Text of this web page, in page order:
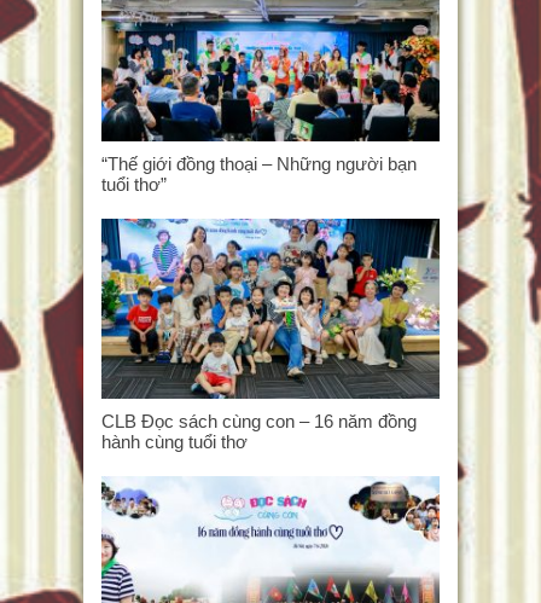
“Thế giới đồng thoại – Những người bạn
tuổi thơ”
CLB Đọc sách cùng con – 16 năm đồng
hành cùng tuổi thơ